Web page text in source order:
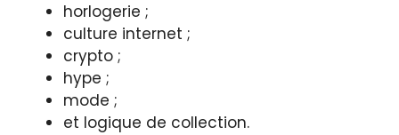
horlogerie ;
culture internet ;
crypto ;
hype ;
mode ;
et logique de collection.